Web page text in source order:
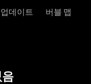
데이트 버블 맵